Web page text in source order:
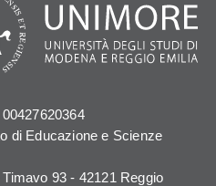
di Educazione e Scienze
93 - 42121 Reggio